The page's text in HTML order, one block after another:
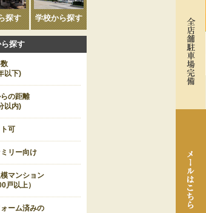
探す 学校から探す
探す
以下)
の距離
以内)
可
リー向け
マンション
戸以上）
ォーム済みの